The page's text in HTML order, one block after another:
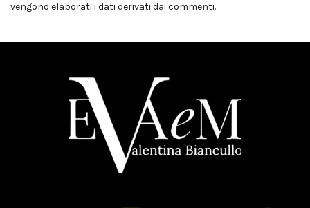
vengono elaborati i dati derivati dai commenti.